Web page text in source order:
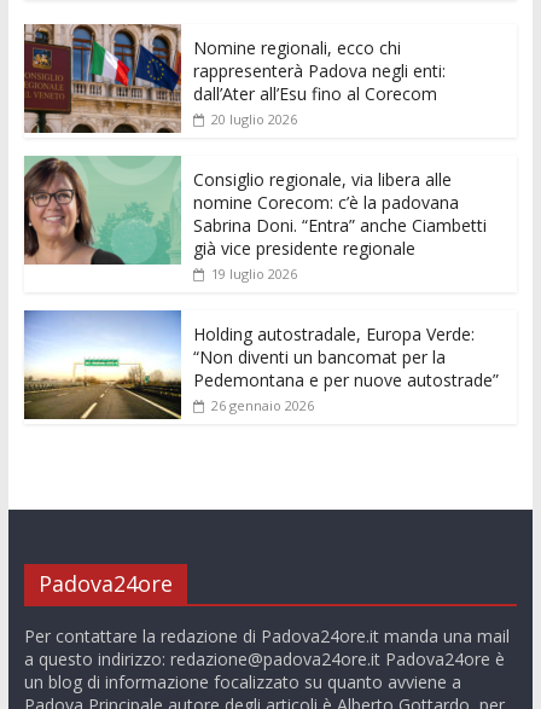
e
b
o
o
k
itt
er l s
A
p
p
ss
e
n
er
di
t
k
e
dI
di
vi
Nomine regionali, ecco chi
rappresenterà Padova negli enti:
dall’Ater all’Esu fino al Corecom
20 luglio 2026
Consiglio regionale, via libera alle
nomine Corecom: c’è la padovana
Sabrina Doni. “Entra” anche Ciambetti
già vice presidente regionale
19 luglio 2026
Holding autostradale, Europa Verde:
“Non diventi un bancomat per la
Pedemontana e per nuove autostrade”
26 gennaio 2026
Padova24ore
Per contattare la redazione di Padova24ore.it manda una mail
a questo indirizzo: redazione@padova24ore.itPadova24ore è
un blog di informazione focalizzato su quanto avviene a